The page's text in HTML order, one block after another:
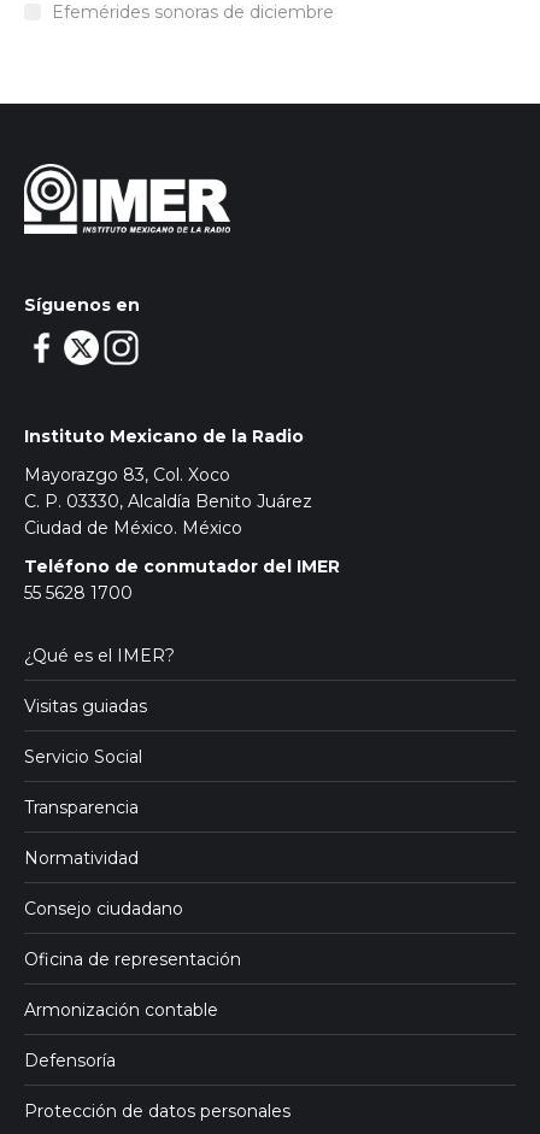
Efemérides sonoras de diciembre
Síguenos en
Instituto Mexicano de la Radio
Mayorazgo 83, Col. Xoco
C. P. 03330, Alcaldía Benito Juárez
Ciudad de México. México
Teléfono de conmutador del IMER
55 5628 1700
¿Qué es el IMER?
Visitas guiadas
Servicio Social
Transparencia
Normatividad
Consejo ciudadano
Oficina de representación
Armonización contable
Defensoría
Protección de datos personales